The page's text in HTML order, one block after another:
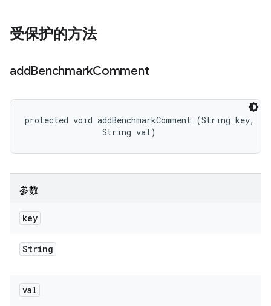
受保护的方法
addBenchmarkComment
protected void addBenchmarkComment (String key,
                String val)
参数
key
String
val